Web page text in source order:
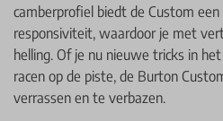
camberprofiel biedt de Custom
responsiviteit, waardoor je met
helling. Of je nu nieuwe tricks in
racen op de piste, de Burton
verrassen en te verbazen.